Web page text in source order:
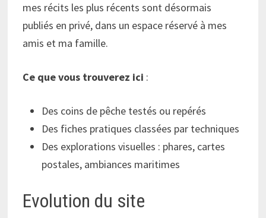
mes récits les plus récents sont désormais
publiés en privé, dans un espace réservé à mes
amis et ma famille.
Ce que vous trouverez ici :
Des coins de pêche testés ou repérés
Des fiches pratiques classées par techniques
Des explorations visuelles : phares, cartes
postales, ambiances maritimes
Evolution du site